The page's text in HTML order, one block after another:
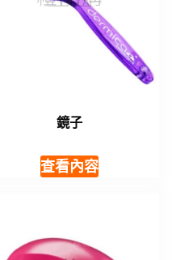
鏡子
查看內容